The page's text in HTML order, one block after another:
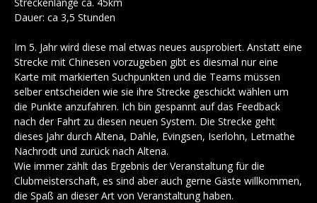
Dauer: ca 3,5 Stunden
Im 5. Jahr wird diese mal etwas neues ausprobiert. Anstatt eine
Strecke mit Chinesen vorzugeben gibt es diesmal nur eine
Karte mit markierten Suchpunkten und die Teams müssen
selber entscheiden wie sie ihre Strecke geschickt wählen um
die Punkte anzufahren. Ich bin gespannt auf das Feedback
nach der Fahrt zu diesen neuen System. Die Strecke geht
dieses Jahr durch Altena, Dahle, Evingsen, Iserlohn, Letmathe
Nachrodt und zurück nach Altena.
Wie immer zählt das Ergebnis der Veranstaltung für die
Clubmeisterschaft, es sind aber auch gerne Gäste willkommen,
die Spaß an dieser Art von Veranstaltung haben.